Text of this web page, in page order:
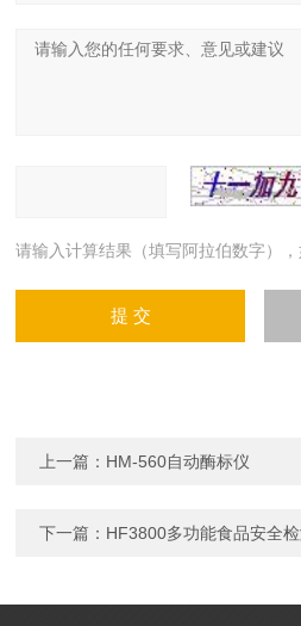
请输入计算结果（填写阿拉伯数字）
上一篇： HM-560自动酶标仪
下一篇： HF3800多功能食品安全